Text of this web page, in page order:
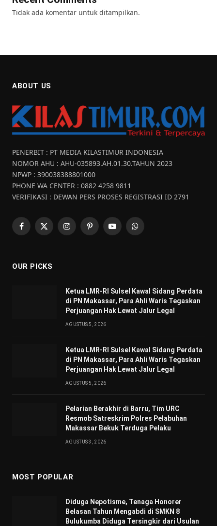
Tidak ada komentar untuk ditampilkan.
ABOUT US
PENERBIT : PT MEDIA KILASTIMUR INDONESIA
NOMOR AHU : AHU-035893.AH.01.30.TAHUN 2023
NPWP : 390038388801000
PHONE WA CENTER : 0882 4258 9811
VERIFIKASI : DEWAN PERS PROSES REGISTRASI ID 2791
Facebook
X
InstagramPinterestYouTubeWhatsApp
OUR PICKS
Ketua LMR-RI Sulsel Kawal Sidang Perdata
di PN Makassar, Para Ahli Waris Tegaskan
Perjuangan Hak Lewat Jalur Legal
AGUSTUS 5, 2026
Ketua LMR-RI Sulsel Kawal Sidang Perdata
di PN Makassar, Para Ahli Waris Tegaskan
Perjuangan Hak Lewat Jalur Legal
AGUSTUS 5, 2026
Pelarian Berakhir di Barru, Tim URC
Resmob Satreskrim Polres Pelabuhan
Makassar Bekuk Terduga Pelaku
AGUSTUS 3, 2026
MOST POPULAR
Diduga Nepotisme, Tenaga Honorer
Belasan Tahun Mengabdi di SMKN 8
Bulukumba Diduga Tersingkir dari Usulan